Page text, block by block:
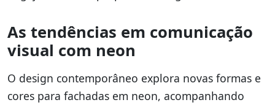
As tendências em comunicação
visual com neon
O design contemporâneo explora novas formas e
cores para fachadas em neon, acompanhando